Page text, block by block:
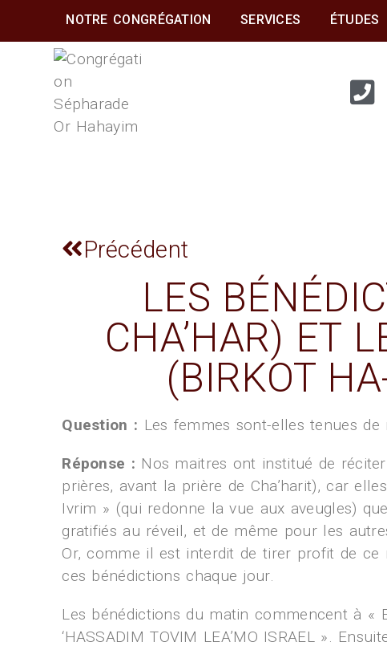
NOTRE CONGRÉGATION SERVICES ÉTUDES
HAHAYIM
Précédent
LES
CHA’HAR) ET
(BIRKOT
Question : Les femmes sont-elles tenues
Réponse : Nos maitres ont institué de
prières, avant la prière de Cha’harit), car
Ivrim » (qui redonne la vue aux aveugles)
gratifiés au réveil, et de même pour les
Or, comme il est interdit de tirer profit de
ces bénédictions chaque jour.
Les bénédictions du matin commencent à «
‘HASSADIM TOVIM LEA’MO ISRAEL ».